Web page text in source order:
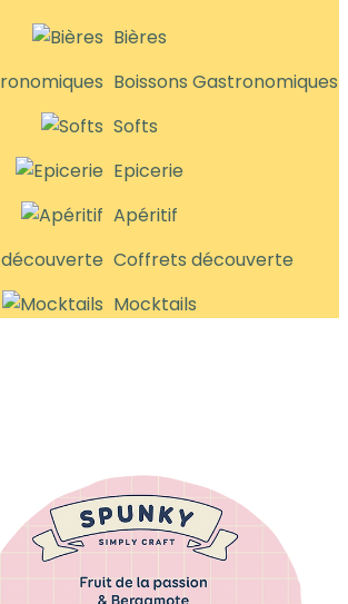
Bières
Boissons Gastronomiques
Softs
Epicerie
Apéritif
Coffrets découverte
Mocktails